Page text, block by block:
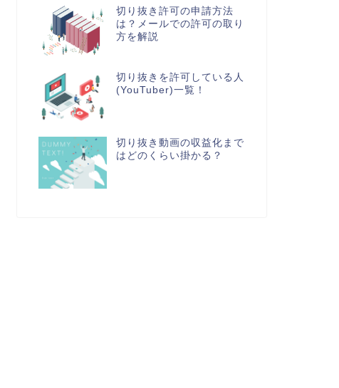
切り抜き許可の申請方法
は？メールでの許可の取り
方を解説
切り抜きを許可している人
(YouTuber)一覧！
切り抜き動画の収益化まで
はどのくらい掛かる？